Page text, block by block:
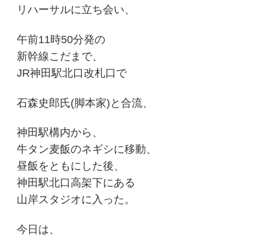
リハーサルに立ち会い、
午前11時50分発の
新幹線こだまで、
JR神田駅北口改札口で
石森史郎氏(脚本家)と合流、
神田駅構内から、
牛タン麦飯のネギシに移動、
昼飯をともにした後、
神田駅北口高架下にある
山岸スタジオに入った。
今日は、